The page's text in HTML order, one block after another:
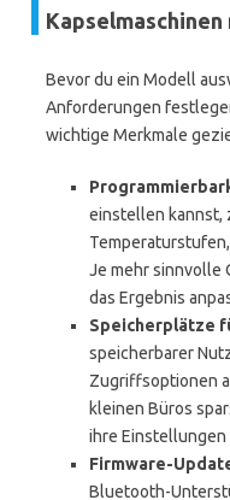
Bevor du ein Modell
Anforderungen
wichtige Merkmale
einstellen kannst,
Je mehr sinnvolle
das Ergebnis
Speicherplätze
speicherbarer
Zugriffsoptionen
kleinen Büros
ihre Einstellungen
Firmware-
Bluetooth-